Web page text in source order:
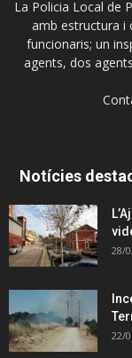
La Policia Local de
amb estructura i
funcionaris; un
agents, dos
Notícies
28/
22/